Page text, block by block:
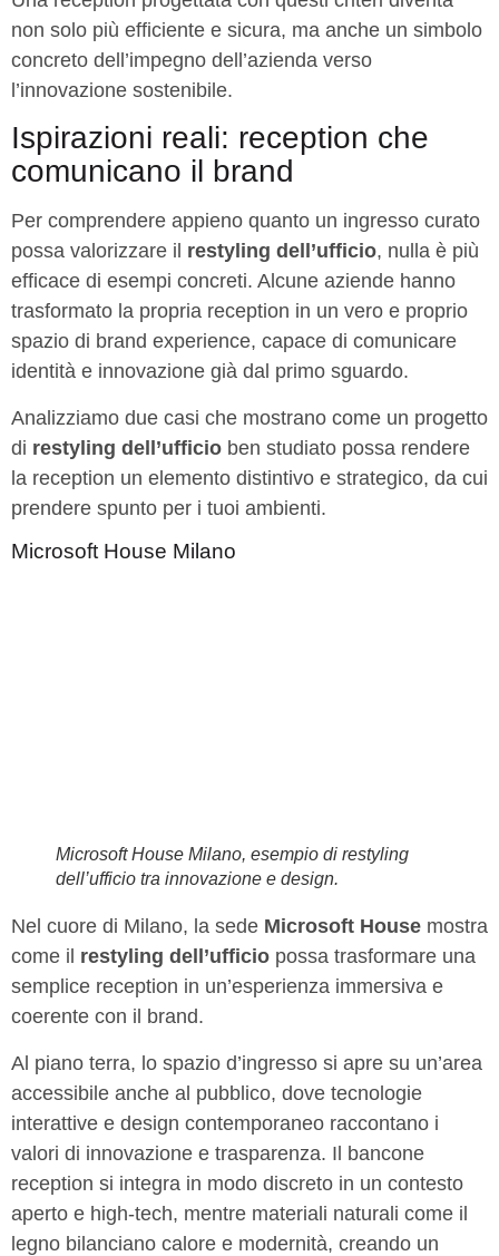
non solo più efficiente e sicura, ma anche un simbolo
concreto dell’impegno dell’azienda verso
l’innovazione sostenibile.
Ispirazioni reali: reception che
comunicano il brand
Per comprendere appieno quanto un ingresso curato
possa valorizzare il restyling dell’ufficio, nulla è più
efficace di esempi concreti. Alcune aziende hanno
trasformato la propria reception in un vero e proprio
spazio di brand experience, capace di comunicare
identità e innovazione già dal primo sguardo.
Analizziamo due casi che mostrano come un progetto
di restyling dell’ufficio ben studiato possa rendere
la reception un elemento distintivo e strategico, da cui
prendere spunto per i tuoi ambienti.
Microsoft House Milano
Microsoft House Milano, esempio di restyling
dell’ufficio tra innovazione e design.
Nel cuore di Milano, la sede Microsoft House mostra
come il restyling dell’ufficio possa trasformare una
semplice reception in un’esperienza immersiva e
coerente con il brand.
Al piano terra, lo spazio d’ingresso si apre su un’area
accessibile anche al pubblico, dove tecnologie
interattive e design contemporaneo raccontano i
valori di innovazione e trasparenza. Il bancone
reception si integra in modo discreto in un contesto
aperto e high-tech, mentre materiali naturali come il
legno bilanciano calore e modernità, creando un